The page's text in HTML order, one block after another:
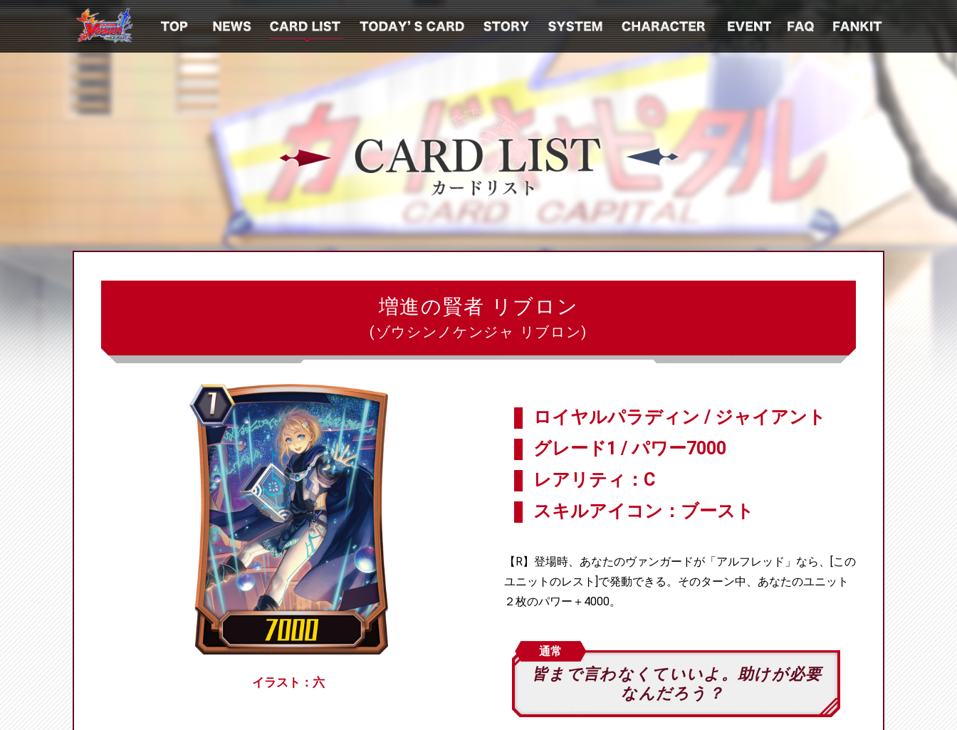
増進の賢者 リブロン
(ゾウシンノケンジャ リブロン)
イラスト：六
ロイヤルパラディン / ジャイアント
グレード1 / パワー7000
レアリティ：C
スキルアイコン：ブースト
【R】登場時、あなたのヴァンガードが「アルフレッド」なら、[この
ユニットのレスト]で発動できる。そのターン中、あなたのユニット
２枚のパワー＋4000。
通常
皆まで言わなくていいよ。助けが必要
なんだろう？